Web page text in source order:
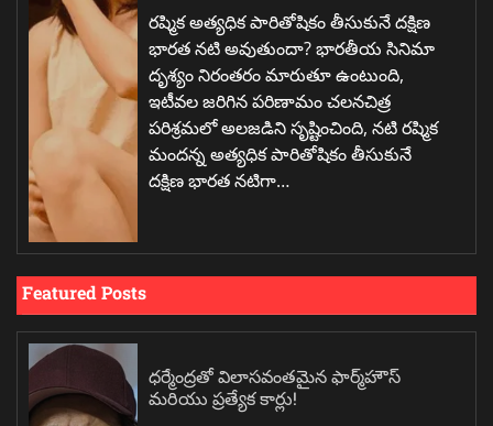
రష్మిక అత్యధిక పారితోషికం తీసుకునే దక్షిణ
భారత నటి అవుతుందా? భారతీయ సినిమా
దృశ్యం నిరంతరం మారుతూ ఉంటుంది,
ఇటీవల జరిగిన పరిణామం చలనచిత్ర
పరిశ్రమలో అలజడిని సృష్టించింది, నటి రష్మిక
మందన్న అత్యధిక పారితోషికం తీసుకునే
దక్షిణ భారత నటిగా…
Featured Posts
ధర్మేంద్రతో విలాసవంతమైన ఫార్మ్‌హౌస్
మరియు ప్రత్యేక కార్లు!